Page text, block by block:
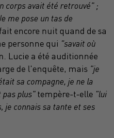
corps avait été retrouvé" ;
me pose un tas de
encore nuit quand de sa
personne qui "savait où
Lucie a été auditionnée
de l'enquête, mais "je
sa compagne, je ne la
pas plus" tempère-t-elle "lui
je connais sa tante et ses